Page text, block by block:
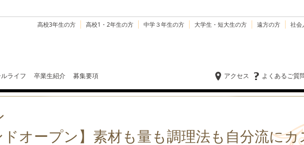
高校3年生の方 高校1・2年生の方 中学３年生の方 大学生・短大生の方 遠方の方 社会
ライフ 卒業生紹介 募集要項 よくあるご質
アクセス
オープン】素材も量も調理法も自分流にカ